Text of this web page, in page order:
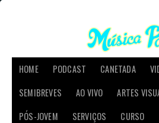
HOME PODCAST CANETADA
SEMIBREVES
AO VIVO ARTES
PÓS-JOVEM
SERVIÇOS CURSO